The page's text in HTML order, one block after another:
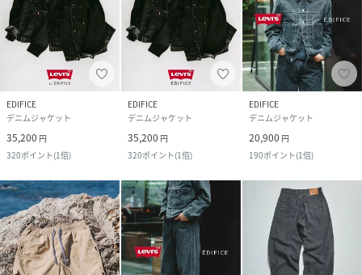
EDIFICE
デニムジャケット
35,200 円
320ポイント(1倍)
EDIFICE
デニムジャケット
35,200 円
320ポイント(1倍)
EDIFICE
デニムジャケット
20,900 円
190ポイント(1倍)